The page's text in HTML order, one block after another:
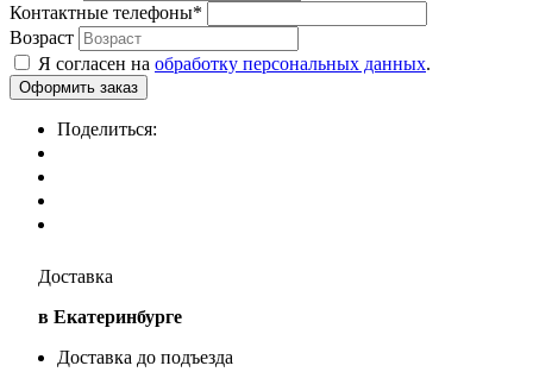
Контактные телефоны*
Возраст
Я согласен на обработку персональных данных.
Поделиться:
Доставка
в Екатеринбурге
Доставка до подъезда